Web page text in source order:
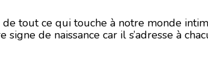
tout ce qui touche à notre monde
de naissance car il s’adresse à